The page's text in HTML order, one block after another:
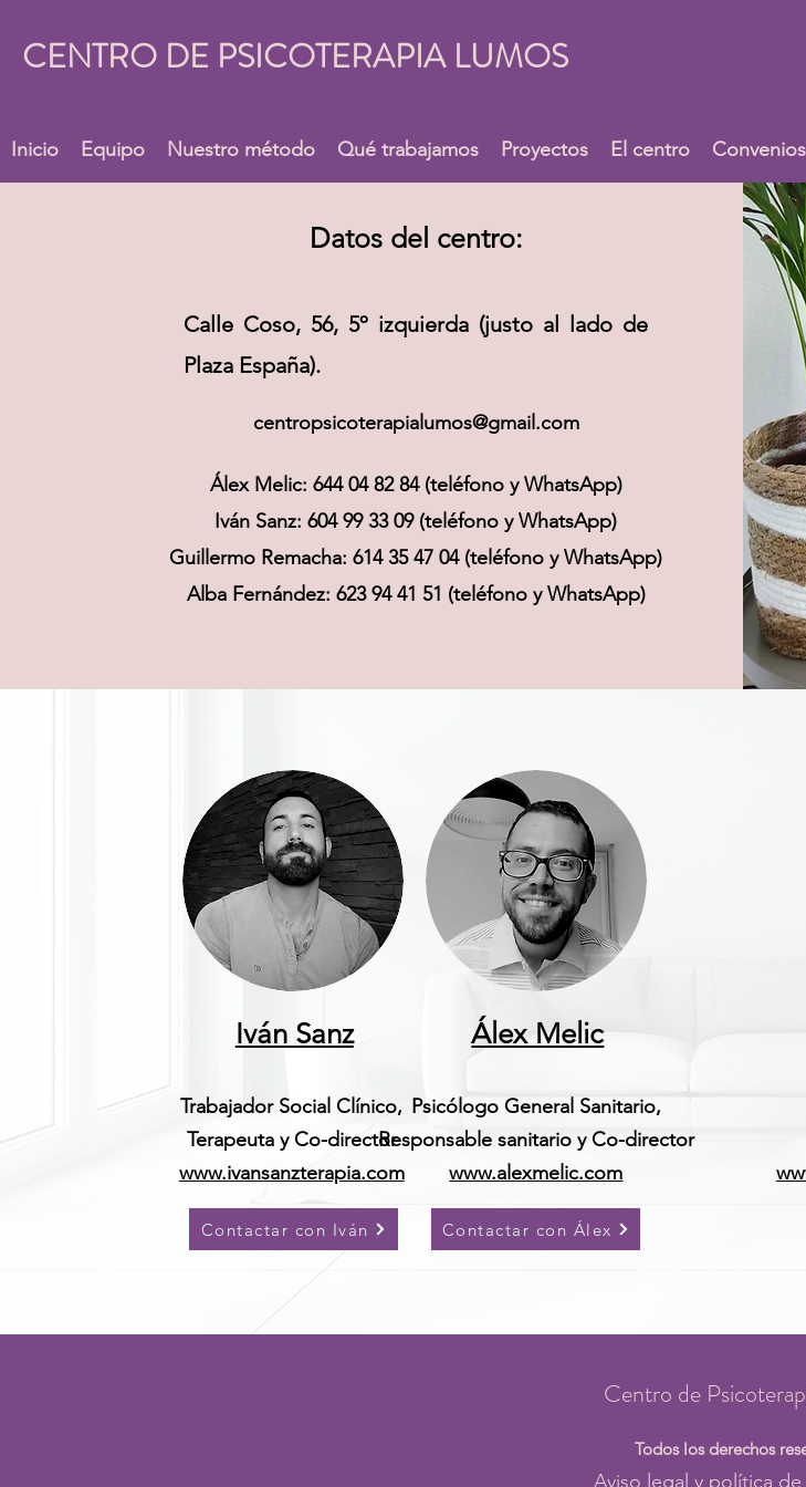
CENTRO DE PSICOTERAPIA LUMOS
Inicio Equipo Nuestro método Qué trabajamos Proyectos El centro
Datos del centro:
Calle Coso, 56, 5º izquierda (justo al lado de
Plaza España).
centropsicoterapialumos@gmail.com
Álex Melic: 644 04 82 84 (teléfono y WhatsApp)
Iván Sanz: 604 99 33 09 (teléfono y WhatsApp)
Guillermo Remacha: 614 35 47 04 (teléfono y WhatsApp)
Alba Fernández: 623 94 41 51 (teléfono y WhatsApp)
Iván Sanz
Trabajador Social Clínico,
Terapeuta y Co-director
www.ivansanzterapia.com
Contactar con Iván
Álex Melic
Psicólogo General Sanitario,
Responsable sanitario y Co-director
www.alexmelic.com
Contactar con Álex
Centro de
Todos los derechos
Aviso legal y política de